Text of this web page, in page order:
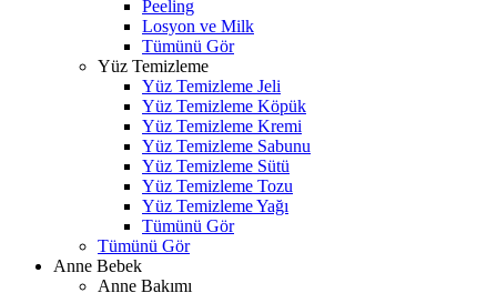
Peeling
Losyon ve Milk
Tümünü Gör
Yüz Temizleme
Yüz Temizleme Jeli
Yüz Temizleme Köpük
Yüz Temizleme Kremi
Yüz Temizleme Sabunu
Yüz Temizleme Sütü
Yüz Temizleme Tozu
Yüz Temizleme Yağı
Tümünü Gör
Tümünü Gör
Anne Bebek
Anne Bakımı